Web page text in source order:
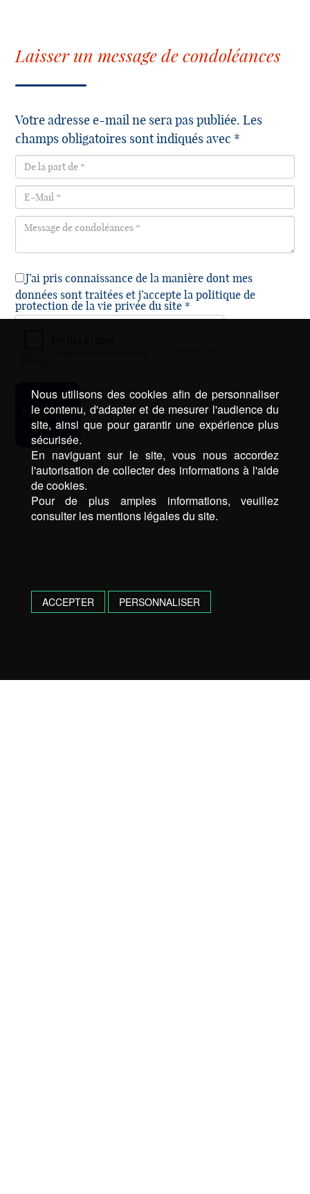
Laisser un message de condoléances
Votre adresse e-mail ne sera pas publiée. Les
champs obligatoires sont indiqués avec *
J’ai pris connaissance de la manière dont mes
données sont traitées et j’accepte la politique de
protection de la vie privée du site *
Nous utilisons des cookies afin de personnaliser
le contenu, d'adapter et de mesurer l'audience du
site, ainsi que pour garantir une expérience plus
sécurisée.
En naviguant sur le site, vous nous accordez
l'autorisation de collecter des informations à l'aide
de cookies.
Pour de plus amples informations, veuillez
consulter les mentions légales du site.
ACCEPTER PERSONNALISER